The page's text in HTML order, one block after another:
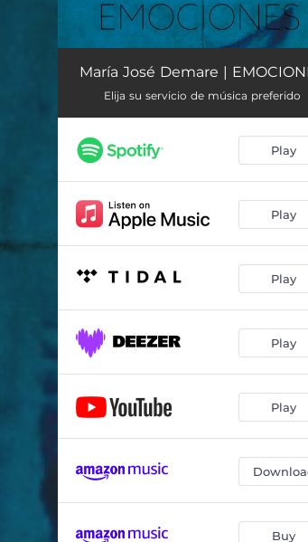
Madrid, Vos y Yo
Buscándome
Una Mujer y un Hombre
NO
La Libertad Es el Punto de Partida
Quiero Más, Quiero Todo
María José Demare |
Elija su servicio de música preferido
Play
Play
Play
Play
Play
Buy